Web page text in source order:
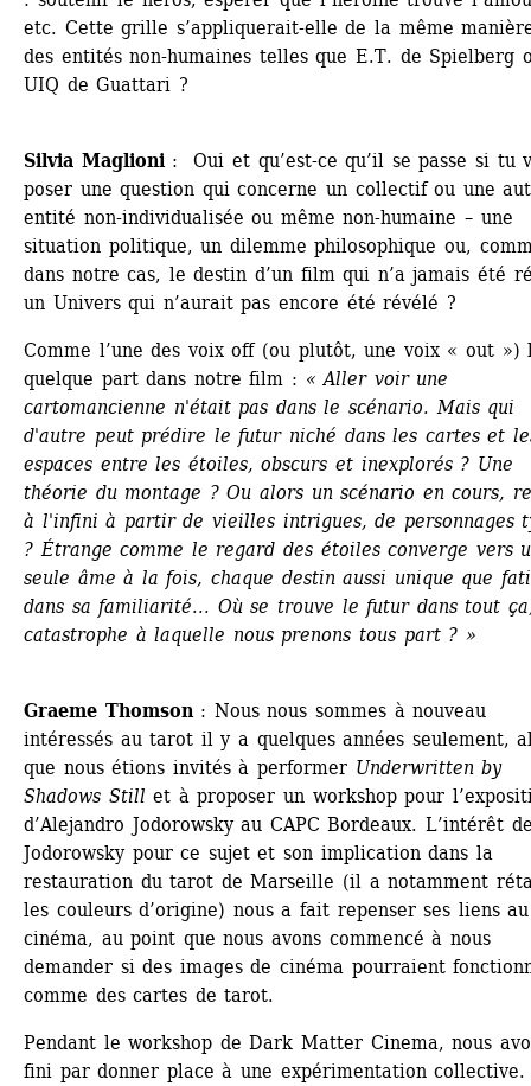
etc. Cette grille s’appliquerait-elle de la même
des entités non-humaines telles que E.T. de Spielberg
UIQ de Guattari ?
Silvia Maglioni : Oui et qu’est-ce qu’il se passe si tu
poser une question qui concerne un collectif ou une
entité non-individualisée ou même non-humaine – une
situation politique, un dilemme philosophique ou,
dans notre cas, le destin d’un film qui n’a jamais été
un Univers qui n’aurait pas encore été révélé ?
Comme l’une des voix off (ou plutôt, une voix « out »)
quelque part dans notre film : « Aller voir une
cartomancienne n'était pas dans le scénario. Mais qui
d'autre peut prédire le futur niché dans les cartes et
espaces entre les étoiles, obscurs et inexplorés ? Une
théorie du montage ? Ou alors un scénario en cours,
à l'infini à partir de vieilles intrigues, de personnages
? Étrange comme le regard des étoiles converge vers
seule âme à la fois, chaque destin aussi unique que
dans sa familiarité... Où se trouve le futur dans tout
catastrophe à laquelle nous prenons tous part ? »
Graeme Thomson : Nous nous sommes à nouveau
intéressés au tarot il y a quelques années seulement,
que nous étions invités à performer Underwritten by
Shadows Still et à proposer un workshop pour
d’Alejandro Jodorowsky au CAPC Bordeaux. L’intérêt
Jodorowsky pour ce sujet et son implication dans la
restauration du tarot de Marseille (il a notamment
les couleurs d’origine) nous a fait repenser ses liens au
cinéma, au point que nous avons commencé à nous
demander si des images de cinéma pourraient
comme des cartes de tarot.
Pendant le workshop de Dark Matter Cinema, nous
fini par donner place à une expérimentation collective.